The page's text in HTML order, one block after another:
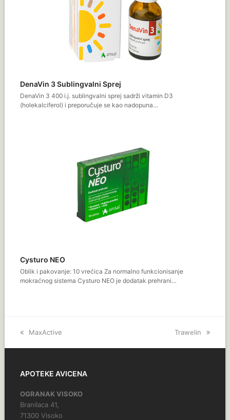
DenaVin 3 Sublingvalni Sprej
DenaVin 3 400 i.j. sublingvalni sprej sadrži vitamin D3
(holekalciferol) i preporučuje se kao nadopuna…
Cysturo NEO
Oblik i pakovanje: 10 vrećica Za normalno funkcionisanje
mokraćnog sistema Cysturo NEO je dodatak prehrani…
previous
MaxActive
next
Trawelin
APOTEKE AVICENA
OGRANAK VISOKO
Branilaca 41,
71300 Visoko